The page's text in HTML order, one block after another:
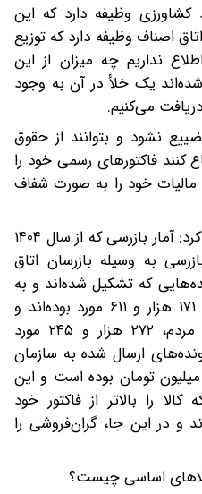
کشاورزی وظیفه دارد که این
اصناف وظیفه دارد که توزیع
نداریم چه میزان از این
یک خلأ در آن به وجود
می‌کنیم.
نشود و بتوانند از حقوق
کنند فاکتورهای رسمی خود را
خود را به صورت شفاف
رئیس اتاق اصناف ایران مطرح کرد: آمار بازرسی که از سال ۱۴۰۴
و ۳۰۶ مورد بازرسی به وسیله بازرسان اتاق
که تشکیل شده‌اند و به
سازمان تعزیرات ارسال شده‌اند ۱۷۱ هزار و ۶۱۱ مورد بوده‌اند و
تعداد شکایت‌های دریافتی از مردم، ۲۷۲ هزار و ۲۴۵ مورد
ارسال شده به سازمان
تعزیرات، حدود ۳ همت و ۱۱۷ میلیون تومان بوده است و این
را بالاتر از فاکتور خود
و در این جا، گران‌فروشی را
اساسی چیست؟